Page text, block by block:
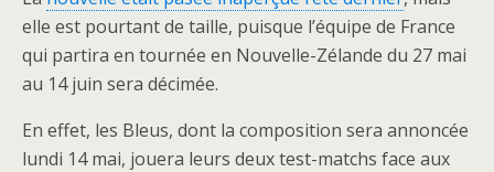
elle est pourtant de taille, puisque l’équipe de France
qui partira en tournée en Nouvelle-Zélande du 27 mai
au 14 juin sera décimée.
En effet, les Bleus, dont la composition sera annoncée
lundi 14 mai, jouera leurs deux test-matchs face aux